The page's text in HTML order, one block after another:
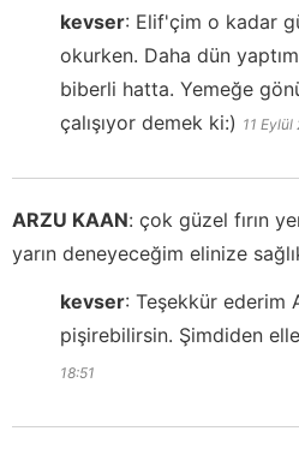
kevser: Elif'çim o kadar
okurken. Daha dün yaptım
biberli hatta. Yemeğe
çalışıyor demek ki:) 11 Eylül
ARZU KAAN: çok güzel fırın
yarın deneyeceğim elinize
kevser: Teşekkür ederim
pişirebilirsin. Şimdiden
18:51